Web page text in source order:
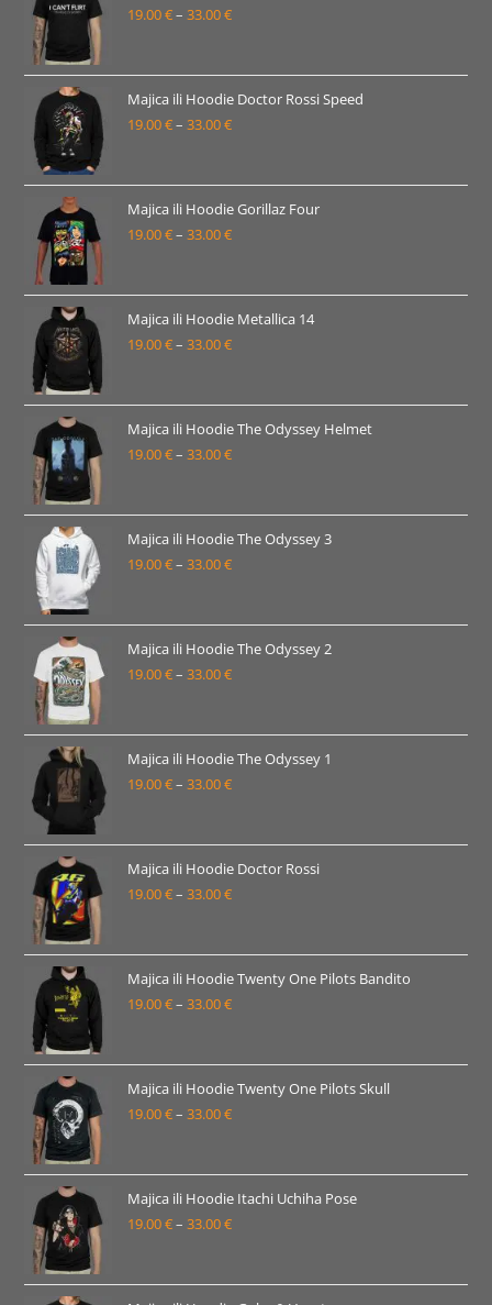
do
19.00€– 33.00€Raspon
19.00 €
do
Majica ili Hoodie Doctor Rossi Speed
19.00€– 33.00€Raspon
19.00 €
do
Majica ili Hoodie Gorillaz Four
19.00€– 33.00€Raspon
19.00 €
do
Majica ili Hoodie Metallica 14
19.00€– 33.00€Raspon
19.00 €
do
Majica ili Hoodie The Odyssey Helmet
19.00€– 33.00€Raspon
19.00 €
do
Majica ili Hoodie The Odyssey 3
19.00€– 33.00€Raspon
19.00 €
do
Majica ili Hoodie The Odyssey 2
19.00€– 33.00€Raspon
19.00 €
do
Majica ili Hoodie The Odyssey 1
19.00€– 33.00€Raspon
19.00 €
do
Majica ili Hoodie Doctor Rossi
19.00€– 33.00€Raspon
19.00 €
do
Majica ili Hoodie Twenty One Pilots Bandito
19.00€– 33.00€Raspon
19.00 €
do
Majica ili Hoodie Twenty One Pilots Skull
19.00€– 33.00€Raspon
19.00 €
do
Majica ili Hoodie Itachi Uchiha Pose
19.00€– 33.00€Raspon